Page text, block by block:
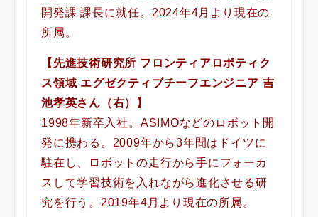
開発課 課長に就任。2024年4月より現在の
所属。
【先進技術研究所 フロンティアロボティク
ス領域 エグゼクティブチーフエンジニア 吉
池孝英さん（右）】
1998年新卒入社。ASIMOなどのロボット開
発に携わる。2009年から3年間はドイツに
駐在し、ロボットの走行から手にフォーカ
スして学習技術を入れながら進化させる研
究を行う。2019年4月より現在の所属。